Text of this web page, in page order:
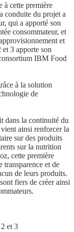
à cette première
conduite du projet a
qui a apporté son
consommateur, et
et
3 apporte son
IBM Food
à la solution
de
dans la continuité du
ainsi renforcer la
sur des produits
sur la nutrition
cette première
et de
de leurs produits.
fiers de créer ainsi
et 3